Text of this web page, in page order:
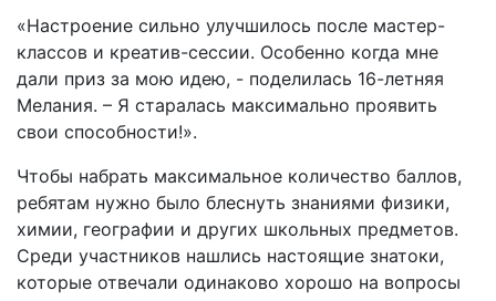
«Настроение сильно улучшилось после мастер-
классов и креатив-сессии. Особенно когда мне
дали приз за мою идею, - поделилась 16-летняя
Мелания. – Я старалась максимально проявить
свои способности!».
Чтобы набрать максимальное количество баллов,
ребятам нужно было блеснуть знаниями физики,
химии, географии и других школьных предметов.
Среди участников нашлись настоящие знатоки,
которые отвечали одинаково хорошо на вопросы